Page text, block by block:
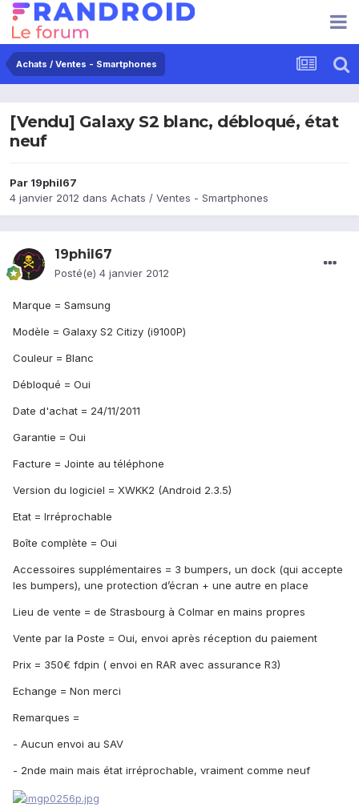
Achats / Ventes - Smartphones
[Vendu] Galaxy S2 blanc, débloqué, état
neuf
Par 19phil67
4 janvier 2012 dans Achats / Ventes - Smartphones
19phil67
Posté(e) 4 janvier 2012
Marque = Samsung
Modèle = Galaxy S2 Citizy (i9100P)
Couleur = Blanc
Débloqué = Oui
Date d'achat = 24/11/2011
Garantie = Oui
Facture = Jointe au téléphone
Version du logiciel = XWKK2 (Android 2.3.5)
Etat = Irréprochable
Boîte complète = Oui
Accessoires supplémentaires = 3 bumpers, un dock (qui accepte
les bumpers), une protection d’écran + une autre en place
Lieu de vente = de Strasbourg à Colmar en mains propres
Vente par la Poste = Oui, envoi après réception du paiement
Prix = 350€ fdpin ( envoi en RAR avec assurance R3)
Echange = Non merci
Remarques =
- Aucun envoi au SAV
- 2nde main mais état irréprochable, vraiment comme neuf